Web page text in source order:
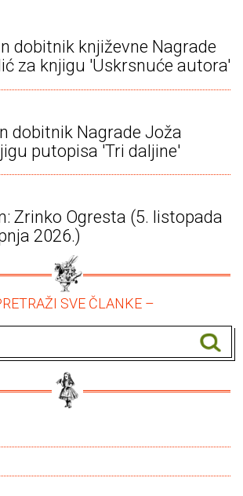
dobitnik književne Nagrade
za knjigu 'Uskrsnuće autora'
dobitnik Nagrade Joža
putopisa 'Tri daljine'
Zrinko Ogresta (5. listopada
2026.)
SVE ČLANKE –